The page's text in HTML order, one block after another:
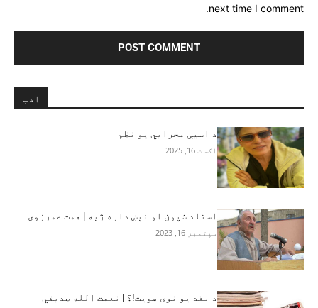
next time I comment.
ادب
د اسیې محرابي یو نظم
اګست 16, 2025
استاد شپون او نېښ داره ژبه | همت عمرزوی
سپتمبر 16, 2023
د نقد یو نوی هویت!؟ | نعمت الله صدیقي